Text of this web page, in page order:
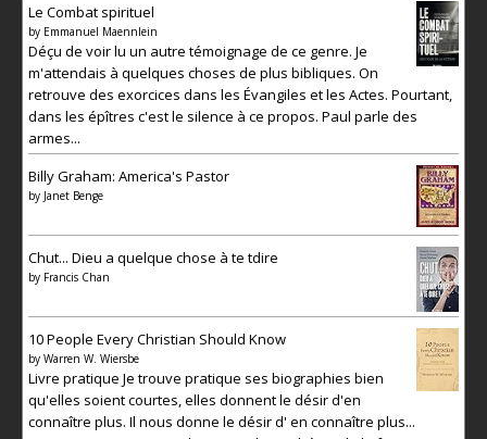
Le Combat spirituel
by Emmanuel Maennlein
Déçu de voir lu un autre témoignage de ce genre. Je
m'attendais à quelques choses de plus bibliques. On
retrouve des exorcices dans les Évangiles et les Actes. Pourtant,
dans les épîtres c'est le silence à ce propos. Paul parle des
armes...
Billy Graham: America's Pastor
by Janet Benge
Chut... Dieu a quelque chose à te tdire
by Francis Chan
10 People Every Christian Should Know
by Warren W. Wiersbe
Livre pratique Je trouve pratique ses biographies bien
qu'elles soient courtes, elles donnent le désir d'en
connaître plus. Il nous donne le désir d' en connaître plus...